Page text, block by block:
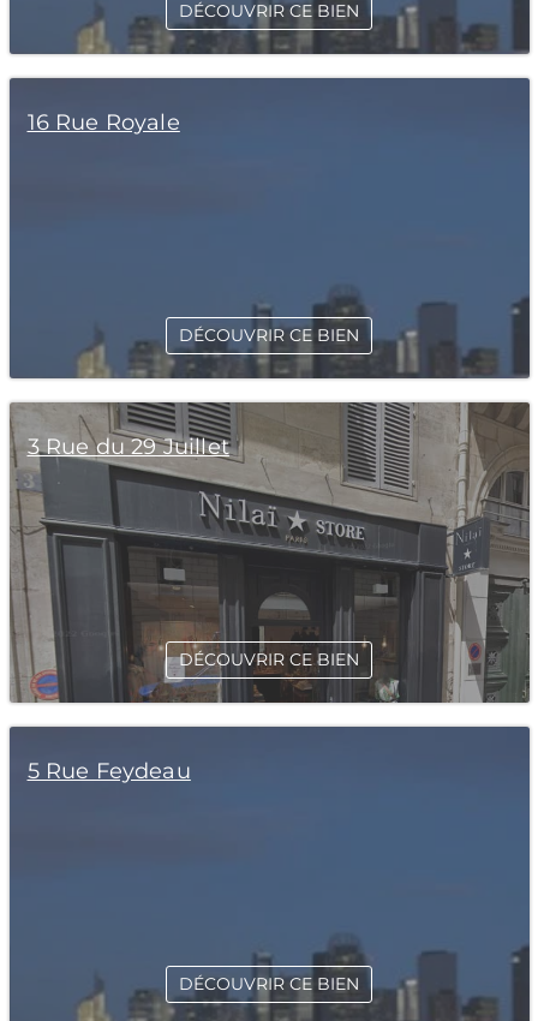
DÉCOUVRIR CE BIEN
16 Rue Royale
DÉCOUVRIR CE BIEN
3 Rue du 29 Juillet
DÉCOUVRIR CE BIEN
5 Rue Feydeau
DÉCOUVRIR CE BIEN